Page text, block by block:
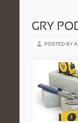
GRY
POSTED BY